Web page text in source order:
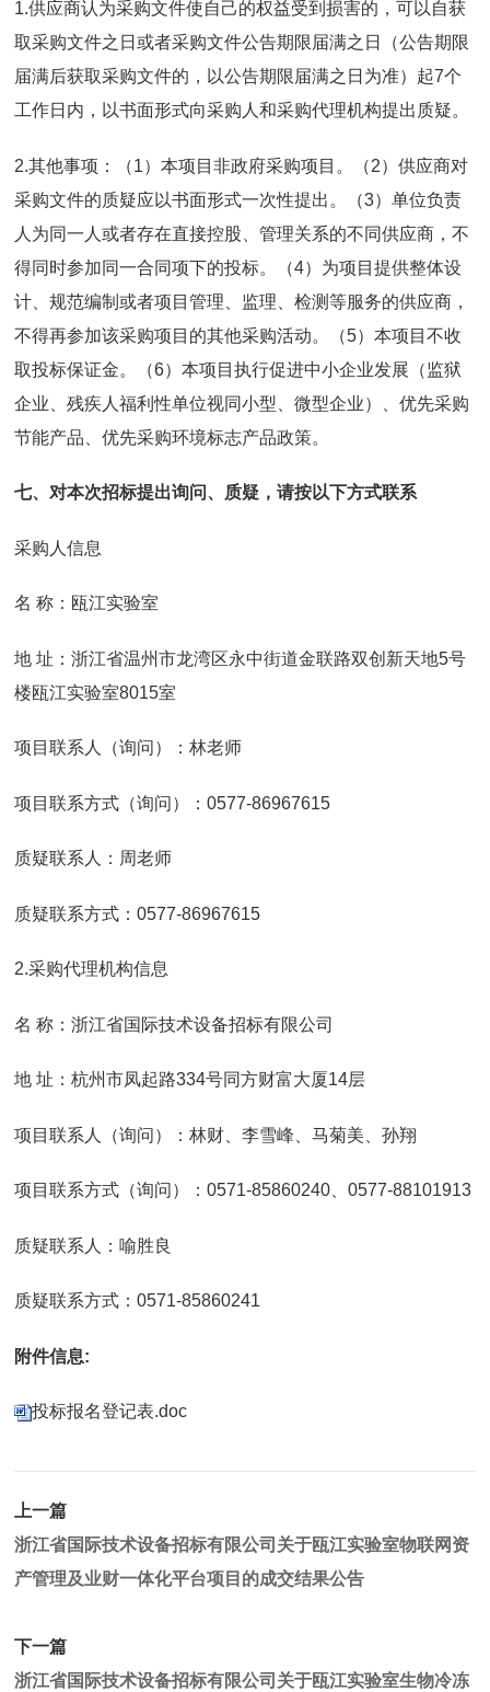
1.供应商认为采购文件使自己的权益受到损害的，可以自获
取采购文件之日或者采购文件公告期限届满之日（公告期限
届满后获取采购文件的，以公告期限届满之日为准）起7个
工作日内，以书面形式向采购人和采购代理机构提出质疑。
2.其他事项：（1）本项目非政府采购项目。（2）供应商对
采购文件的质疑应以书面形式一次性提出。（3）单位负责
人为同一人或者存在直接控股、管理关系的不同供应商，不
得同时参加同一合同项下的投标。（4）为项目提供整体设
计、规范编制或者项目管理、监理、检测等服务的供应商，
不得再参加该采购项目的其他采购活动。（5）本项目不收
取投标保证金。（6）本项目执行促进中小企业发展（监狱
企业、残疾人福利性单位视同小型、微型企业）、优先采购
节能产品、优先采购环境标志产品政策。
七、对本次招标提出询问、质疑，请按以下方式联系
采购人信息
名 称：瓯江实验室
地 址：浙江省温州市龙湾区永中街道金联路双创新天地5号
楼瓯江实验室8015室
项目联系人（询问）：林老师
项目联系方式（询问）：0577-86967615
质疑联系人：周老师
质疑联系方式：0577-86967615
2.采购代理机构信息
名 称：浙江省国际技术设备招标有限公司
地 址：杭州市凤起路334号同方财富大厦14层
项目联系人（询问）：林财、李雪峰、马菊美、孙翔
项目联系方式（询问）：0571-85860240、0577-88101913
质疑联系人：喻胜良
质疑联系方式：0571-85860241
附件信息:
投标报名登记表.doc
上一篇
浙江省国际技术设备招标有限公司关于瓯江实验室物联网资
产管理及业财一体化平台项目的成交结果公告
下一篇
浙江省国际技术设备招标有限公司关于瓯江实验室生物冷冻